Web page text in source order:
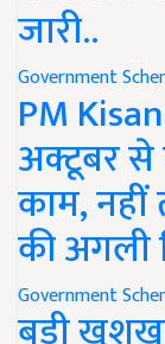
जारी..
Government
PM
अक्टूबर से
काम,
की अगली
Government